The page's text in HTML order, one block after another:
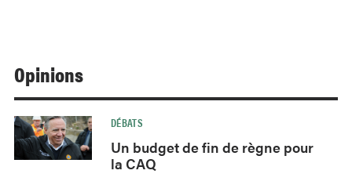
Opinions
DÉBATS
Un budget de fin de règne pour
la CAQ